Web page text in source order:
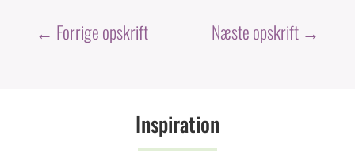
e e l
← Forrige opskrift Næste opskrift →
Inspiration